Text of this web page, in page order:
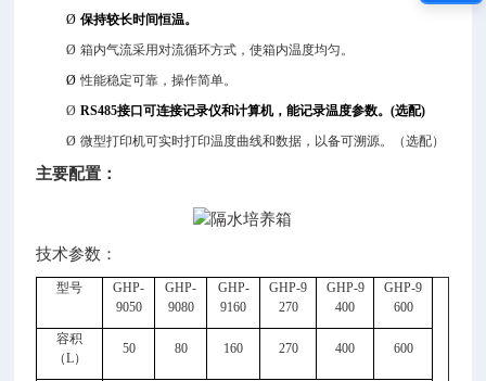
Ø 保持较长时间恒温。
Ø 箱内气流采用对流循环方式，使箱内温度均匀。
Ø 性能稳定可靠，操作简单。
Ø RS485接口可连接记录仪和计算机，能记录温度参数。(选配)
Ø 微型打印机可实时打印温度曲线和数据，以备可溯源。（选配）
主要配置：
技术参数：
型号
GHP-
9050
GHP-
9080
GHP-
9160
GHP-9
270
GHP-9
400
GHP-9
600
容积
（L）
50 80 160 270 400 600